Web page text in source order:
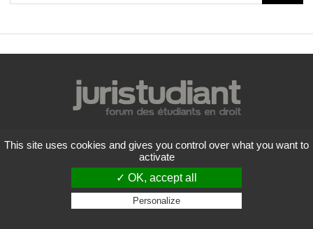
Mentions légales
Politique de confidentialité
Conditions générales d'utilisation
Liste des forums
Contactez-nous
This site uses cookies and gives you control over what you want to
activate
✓ OK, accept all
Personalize